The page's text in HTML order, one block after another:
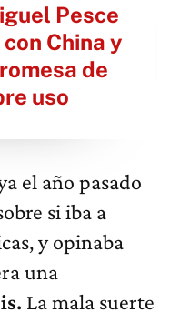
Pesce
China y
de
uso
el año pasado
si iba a
y opinaba
una
La mala suerte